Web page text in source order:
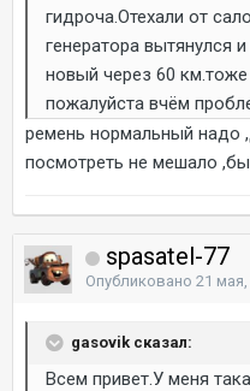
гидроча.Отехали от
генератора вытянулся
новый через 60
пожалуйста вчём
ремень нормальный надо
посмотреть не мешало ,бы
spasatel-77
Опубликовано 21
gasovik сказал:
Всем привет.У меня